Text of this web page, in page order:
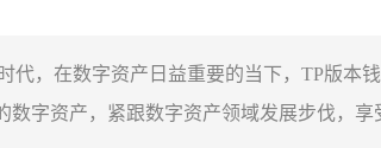
，在数字资产日益重要的当下，TP版本
字资产，紧跟数字资产领域发展步伐，享